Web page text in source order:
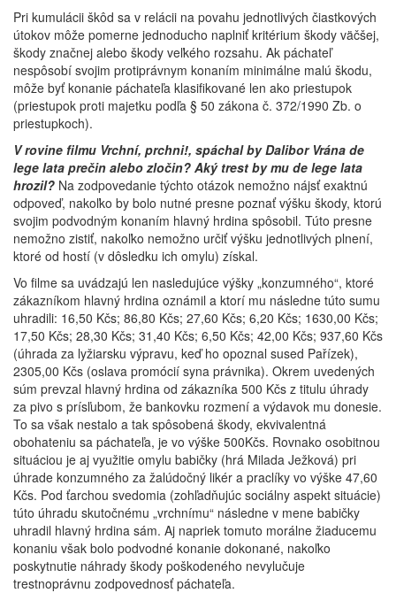
Pri kumulácii škôd sa v relácii na povahu jednotlivých čiastkových
útokov môže pomerne jednoducho naplniť kritérium škody väčšej,
škody značnej alebo škody veľkého rozsahu. Ak páchateľ
nespôsobí svojim protiprávnym konaním minimálne malú škodu,
môže byť konanie páchateľa klasifikované len ako priestupok
(priestupok proti majetku podľa § 50 zákona č. 372/1990 Zb. o
priestupkoch).
V rovine filmu Vrchní, prchni!, spáchal by Dalibor Vrána de
lege lata prečin alebo zločin? Aký trest by mu de lege lata
hrozil? Na zodpovedanie týchto otázok nemožno nájsť exaktnú
odpoveď, nakoľko by bolo nutné presne poznať výšku škody, ktorú
svojim podvodným konaním hlavný hrdina spôsobil. Túto presne
nemožno zistiť, nakoľko nemožno určiť výšku jednotlivých plnení,
ktoré od hostí (v dôsledku ich omylu) získal.
Vo filme sa uvádzajú len nasledujúce výšky „konzumného“, ktoré
zákazníkom hlavný hrdina oznámil a ktorí mu následne túto sumu
uhradili: 16,50 Kčs; 86,80 Kčs; 27,60 Kčs; 6,20 Kčs; 1630,00 Kčs;
17,50 Kčs; 28,30 Kčs; 31,40 Kčs; 6,50 Kčs; 42,00 Kčs; 937,60 Kčs
(úhrada za lyžiarsku výpravu, keď ho opoznal sused Pařízek),
2305,00 Kčs (oslava promócií syna právnika). Okrem uvedených
súm prevzal hlavný hrdina od zákazníka 500 Kčs z titulu úhrady
za pivo s prísľubom, že bankovku rozmení a výdavok mu donesie.
To sa však nestalo a tak spôsobená škody, ekvivalentná
obohateniu sa páchateľa, je vo výške 500Kčs. Rovnako osobitnou
situáciou je aj využitie omylu babičky (hrá Milada Ježková) pri
úhrade konzumného za žalúdočný likér a praclíky vo výške 47,60
Kčs. Pod ťarchou svedomia (zohľadňujúc sociálny aspekt situácie)
túto úhradu skutočnému „vrchnímu“ následne v mene babičky
uhradil hlavný hrdina sám. Aj napriek tomuto morálne žiaducemu
konaniu však bolo podvodné konanie dokonané, nakoľko
poskytnutie náhrady škody poškodeného nevylučuje
trestnoprávnu zodpovednosť páchateľa.